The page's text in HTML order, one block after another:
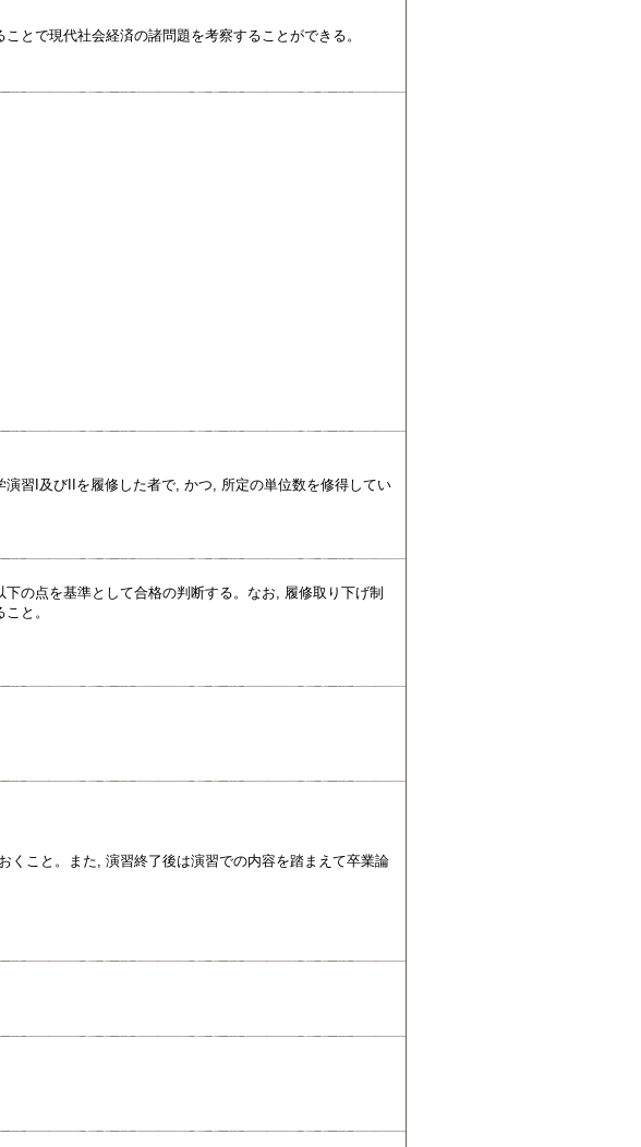
とで現代社会経済の諸問題を考察することができる。
習I及びIIを履修した者で, かつ, 所定の単位数を修得してい
の点を基準として合格の判断する。なお, 履修取り下げ制
と。
くこと。また, 演習終了後は演習での内容を踏まえて卒業論